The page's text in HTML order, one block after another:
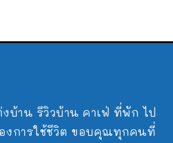
บ้าน รีวิวบ้าน คาเฟ่ ที่พัก ไป
งการใช้ชีวิต ขอบคุณทุกคนที่